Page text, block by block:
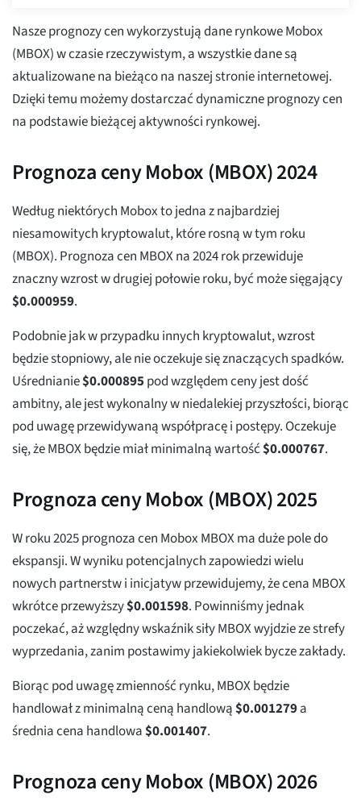
Nasze prognozy cen wykorzystują dane rynkowe Mobox
(MBOX) w czasie rzeczywistym, a wszystkie dane są
aktualizowane na bieżąco na naszej stronie internetowej.
Dzięki temu możemy dostarczać dynamiczne prognozy cen
na podstawie bieżącej aktywności rynkowej.
Prognoza ceny Mobox (MBOX) 2024
Według niektórych Mobox to jedna z najbardziej
niesamowitych kryptowalut, które rosną w tym roku
(MBOX). Prognoza cen MBOX na 2024 rok przewiduje
znaczny wzrost w drugiej połowie roku, być może sięgający
$0.000959.
Podobnie jak w przypadku innych kryptowalut, wzrost
będzie stopniowy, ale nie oczekuje się znaczących spadków.
Uśrednianie$0.000895pod względem ceny jest dość
ambitny, ale jest wykonalny w niedalekiej przyszłości, biorąc
pod uwagę przewidywaną współpracę i postępy. Oczekuje
się, że MBOX będzie miał minimalną wartość$0.000767.
Prognoza ceny Mobox (MBOX) 2025
W roku 2025 prognoza cen Mobox MBOX ma duże pole do
ekspansji. W wyniku potencjalnych zapowiedzi wielu
nowych partnerstw i inicjatyw przewidujemy, że cena MBOX
wkrótce przewyższy$0.001598. Powinniśmy jednak
poczekać, aż względny wskaźnik siły MBOX wyjdzie ze strefy
wyprzedania, zanim postawimy jakiekolwiek bycze zakłady.
Biorąc pod uwagę zmienność rynku, MBOX będzie
handlował z minimalną ceną handlową$0.001279a
średnia cena handlowa$0.001407.
Prognoza ceny Mobox (MBOX) 2026